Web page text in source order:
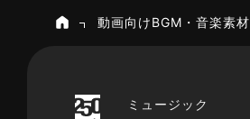
ホーム動画向けBGM・音楽素材
ミュージック